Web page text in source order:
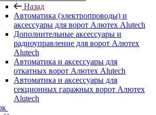
Назад
Автоматика (электропроводы) и
аксессуары для ворот Алютех Alutech
Дополнительные аксессуары и
радиоуправление для ворот Алютех
Alutech
Автоматика и аксессуары для
откатных ворот Алютех Alutech
Автоматика и аксессуары для
секционных гаражных ворот Алютех
Alutech